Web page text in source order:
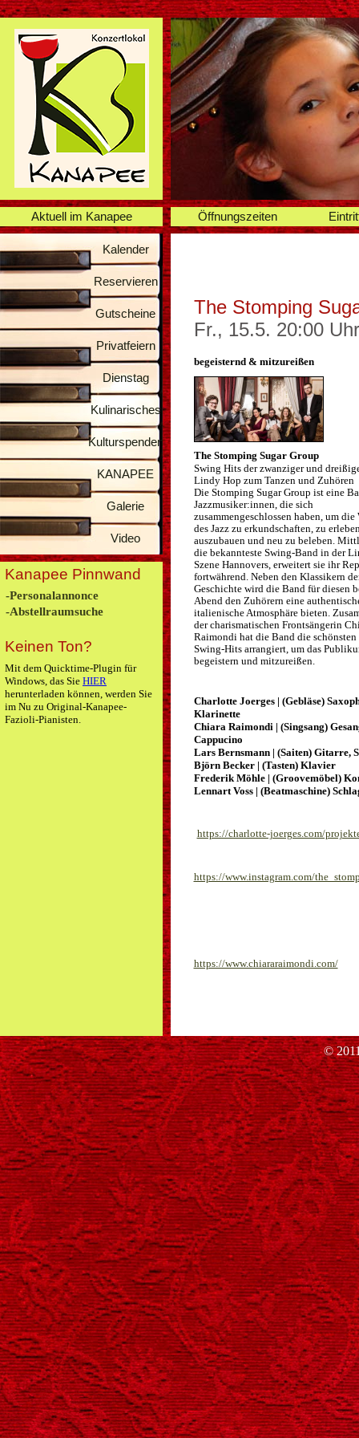
Aktuell im Kanapee Öffnungszeiten
Kalender
Reservieren
Gutscheine
Privatfeiern
Dienstag
Kulinarisches
Kulturspenden
KANAPEE
Galerie
Video
Kanapee Pinnwand
-Personalannonce
-Abstellraumsuche
Keinen Ton?
Mit dem Quicktime-Plugin für
Windows, das Sie HIER
herunterladen können, werden Sie
im Nu zu Original-Kanapee-
Fazioli-Pianisten.
The Stomping
Fr., 15.5. 20:00 Uhr
begeisternd & mitzureißen
The Stomping Sugar Group
Swing Hits der zwanziger und
Lindy Hop zum Tanzen und Zuhören
Die Stomping Sugar Group ist eine
Jazzmusiker:innen, die sich
zusammengeschlossen haben, um die
des Jazz zu erkundschaften, zu
auszubauen und neu zu beleben.
die bekannteste Swing-Band in der
Szene Hannovers, erweitert sie ihr
fortwährend. Neben den Klassikern
Geschichte wird die Band für diesen
Abend den Zuhörern eine
italienische Atmosphäre bieten.
der charismatischen Frontsängerin
Raimondi hat die Band die
Swing-Hits arrangiert, um das
begeistern und mitzureißen.
Charlotte Joerges | (Gebläse)
Klarinette
Chiara Raimondi | (Singsang)
Cappucino
Lars Bernsmann | (Saiten) Gitarre,
Björn Becker | (Tasten) Klavier
Frederik Möhle | (Groovemöbel)
Lennart Voss | (Beatmaschine)
https://charlotte-joerges.com/
https://www.instagram.com/
https://www.chiararaimondi.com/
©